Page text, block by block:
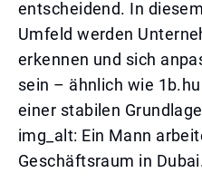
entscheidend. In
Umfeld werden
erkennen und sich
sein – ähnlich wie
einer stabilen
img_alt: Ein Mann
Geschäftsraum in